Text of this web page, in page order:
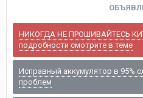
НИКОГДА НЕ ПРОШИВАЙТЕСЬ
подробности смотрите в теме
Исправный аккумулятор в 95%
проблем